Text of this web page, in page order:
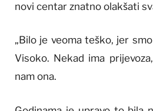
novi centar znatno olakšati
„Bilo je veoma teško, jer
Visoko. Nekad ima
nam ona.